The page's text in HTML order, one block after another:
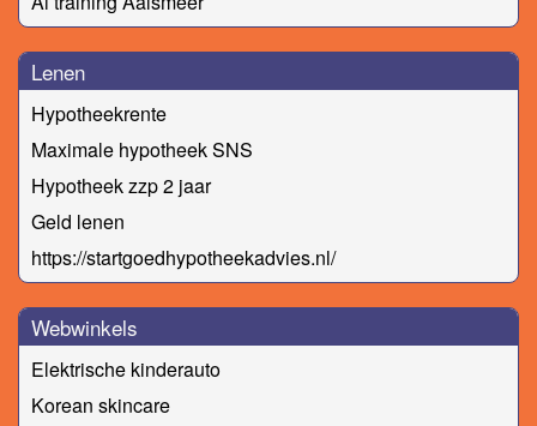
Lenen
Hypotheekrente
Maximale hypotheek SNS
Hypotheek zzp 2 jaar
Geld lenen
https://startgoedhypotheekadvies.nl/
Webwinkels
Elektrische kinderauto
Korean skincare